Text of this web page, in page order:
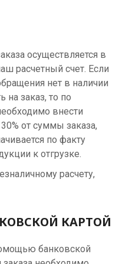
осуществляется в
расчетный счет. Если
нет в наличии
на заказ, то по
внести
от суммы заказа,
по факту
к отгрузке.
расчету,
КАРТОЙ
банковской